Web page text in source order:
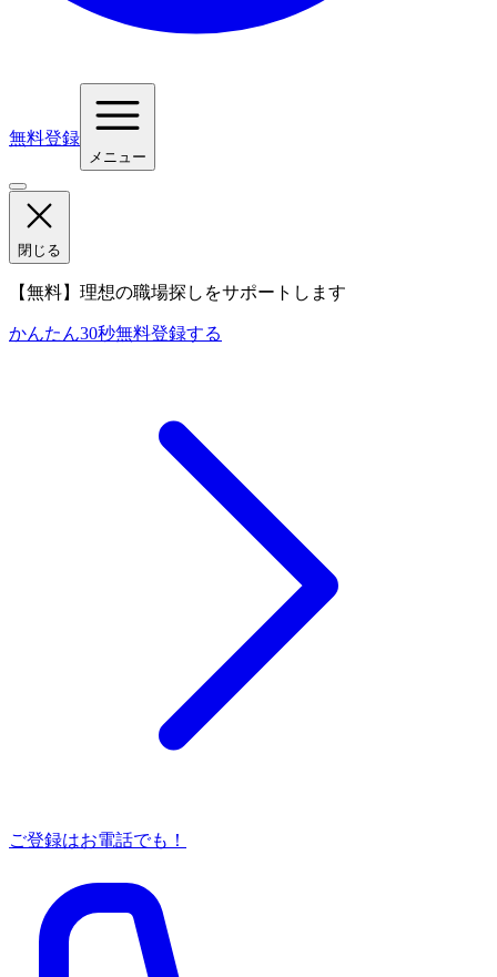
無料登録
メニュー
閉じる
【無料】理想の職場探しをサポートします
かんたん30秒無料登録する
ご登録はお電話でも！